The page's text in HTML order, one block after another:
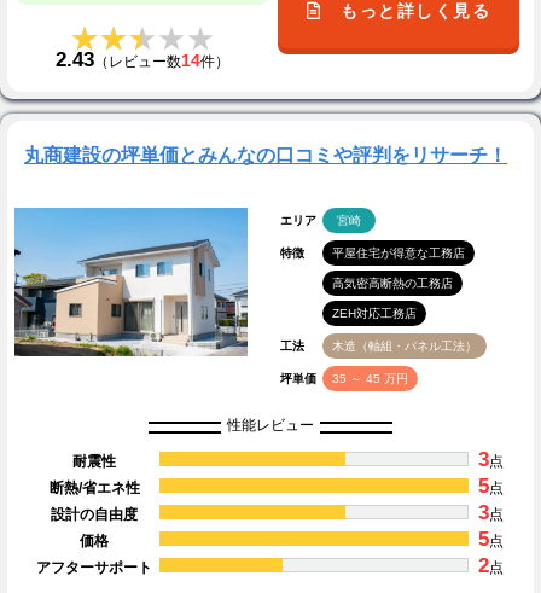
★★★★★
★★★★★
2.43 （レビュー数14件）
もっと詳しく見る
丸商建設の坪単価とみんなの口コミや評判をリサーチ！
エリア 宮崎
特徴 平屋住宅が得意な工務店
高気密高断熱の工務店
ZEH対応工務店
工法 木造（軸組・パネル工法）
坪単価 35 ～ 45 万円
性能レビュー
耐震性 3点
断熱/省エネ性
5点
設計の自由度
3点
価格
5点
アフターサポート
2点